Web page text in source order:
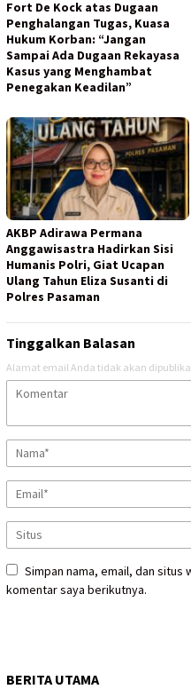
Fort De Kock atas Dugaan
Penghalangan Tugas, Kuasa
Hukum Korban: “Jangan
Sampai Ada Dugaan Rekayasa
Kasus yang Menghambat
Penegakan Keadilan”
AKBP Adirawa Permana
Anggawisastra Hadirkan Sisi
Humanis Polri, Giat Ucapan
Ulang Tahun Eliza Susanti di
Polres Pasaman
Tinggalkan Balasan
Alamat email Anda tidak akan
Simpan nama, email, dan situs
komentar saya berikutnya.
BERITA UTAMA